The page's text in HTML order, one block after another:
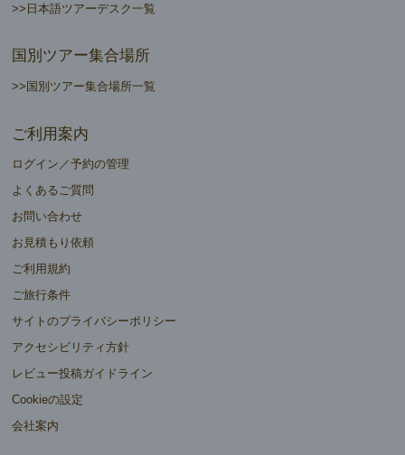
>>日本語ツアーデスク一覧
国別ツアー集合場所
>>国別ツアー集合場所一覧
ご利用案内
ログイン／予約の管理
よくあるご質問
お問い合わせ
お見積もり依頼
ご利用規約
ご旅行条件
サイトのプライバシーポリシー
アクセシビリティ方針
レビュー投稿ガイドライン
Cookieの設定
会社案内